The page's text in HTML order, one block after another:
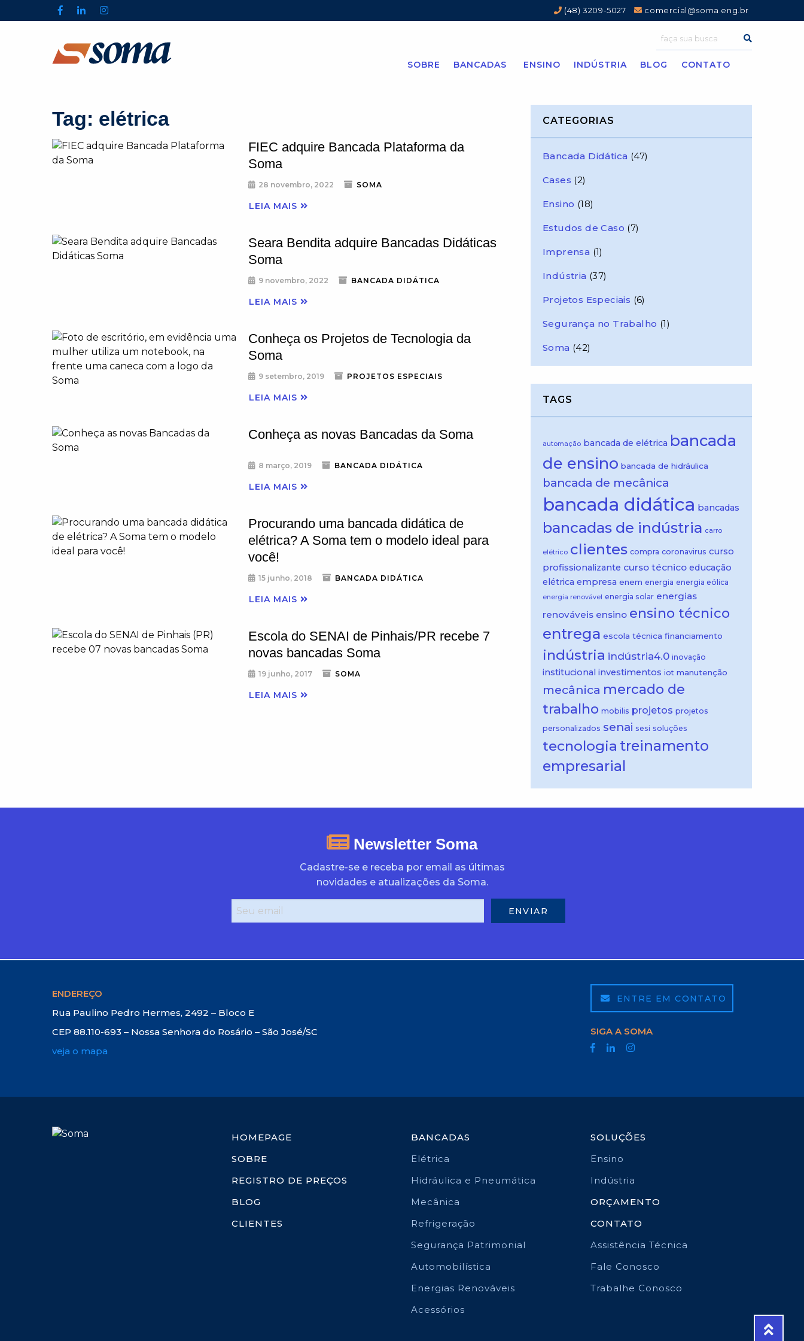
(48) 3209-5027 comercial@soma.eng.br
SOBRE BANCADAS ENSINO INDÚSTRIA BLOG CONTATO
Tag: elétrica
FIEC adquire Bancada Plataforma da
Soma
28 novembro, 2022 SOMA
LEIA MAIS
Seara Bendita adquire Bancadas Didáticas
Soma
9 novembro, 2022 BANCADA DIDÁTICA
LEIA MAIS
Conheça os Projetos de Tecnologia da
Soma
9 setembro, 2019 PROJETOS ESPECIAIS
LEIA MAIS
Conheça as novas Bancadas da Soma
8 março, 2019 BANCADA DIDÁTICA
LEIA MAIS
Procurando uma bancada didática de
elétrica? A Soma tem o modelo ideal para
você!
15 junho, 2018 BANCADA DIDÁTICA
LEIA MAIS
Escola do SENAI de Pinhais/PR recebe 7
novas bancadas Soma
19 junho, 2017 SOMA
LEIA MAIS
CATEGORIAS
Bancada Didática (47)
Cases (2)
Ensino (18)
Estudos de Caso (7)
Imprensa (1)
Indústria (37)
Projetos Especiais (6)
Segurança no Trabalho (1)
Soma (42)
TAGS
automação bancada de elétrica bancada
de ensino bancada de hidráulica
bancada de mecânica
bancada didática bancadas
bancadas de indústria carro
elétrico clientes compra coronavirus curso
profissionalizante curso técnico educação
elétrica empresa enem energia energia eólica
energia renovável energia solar energias
renováveis ensino ensino técnico
entrega escola técnica financiamento
indústria indústria4.0 inovação
institucional investimentos iot manutenção
mecânica mercado de
trabalho mobilis projetos projetos
personalizados senai sesi soluções
tecnologia treinamento
empresarial
Newsletter Soma
Cadastre-se e receba por email as últimas
novidades e atualizações da Soma.
ENDEREÇO
Rua Paulino Pedro Hermes, 2492 – Bloco E
CEP 88.110-693 – Nossa Senhora do Rosário – São José/SC
veja o mapa
ENTRE EM CONTATO
SIGA A SOMA
HOMEPAGE
SOBRE
REGISTRO DE PREÇOS
BLOG
CLIENTES
BANCADAS
Elétrica
Hidráulica e Pneumática
Mecânica
Refrigeração
Segurança Patrimonial
Automobilística
Energias Renováveis
Acessórios
SOLUÇÕES
Ensino
Indústria
ORÇAMENTO
CONTATO
Assistência Técnica
Fale Conosco
Trabalhe Conosco